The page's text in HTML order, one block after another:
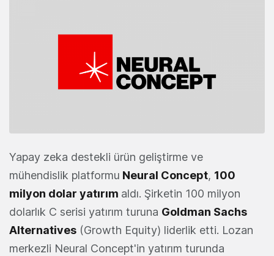
Yapay zeka destekli ürün geliştirme ve
mühendislik platformu Neural Concept, 100
milyon dolar yatırım aldı. Şirketin 100 milyon
dolarlık C serisi yatırım turuna Goldman Sachs
Alternatives (Growth Equity) liderlik etti. Lozan
merkezli Neural Concept'in yatırım turunda